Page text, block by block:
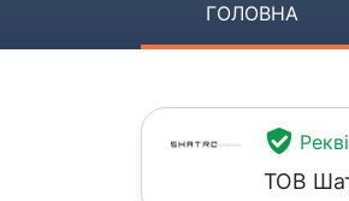
ГОЛОВНА
ТОВ